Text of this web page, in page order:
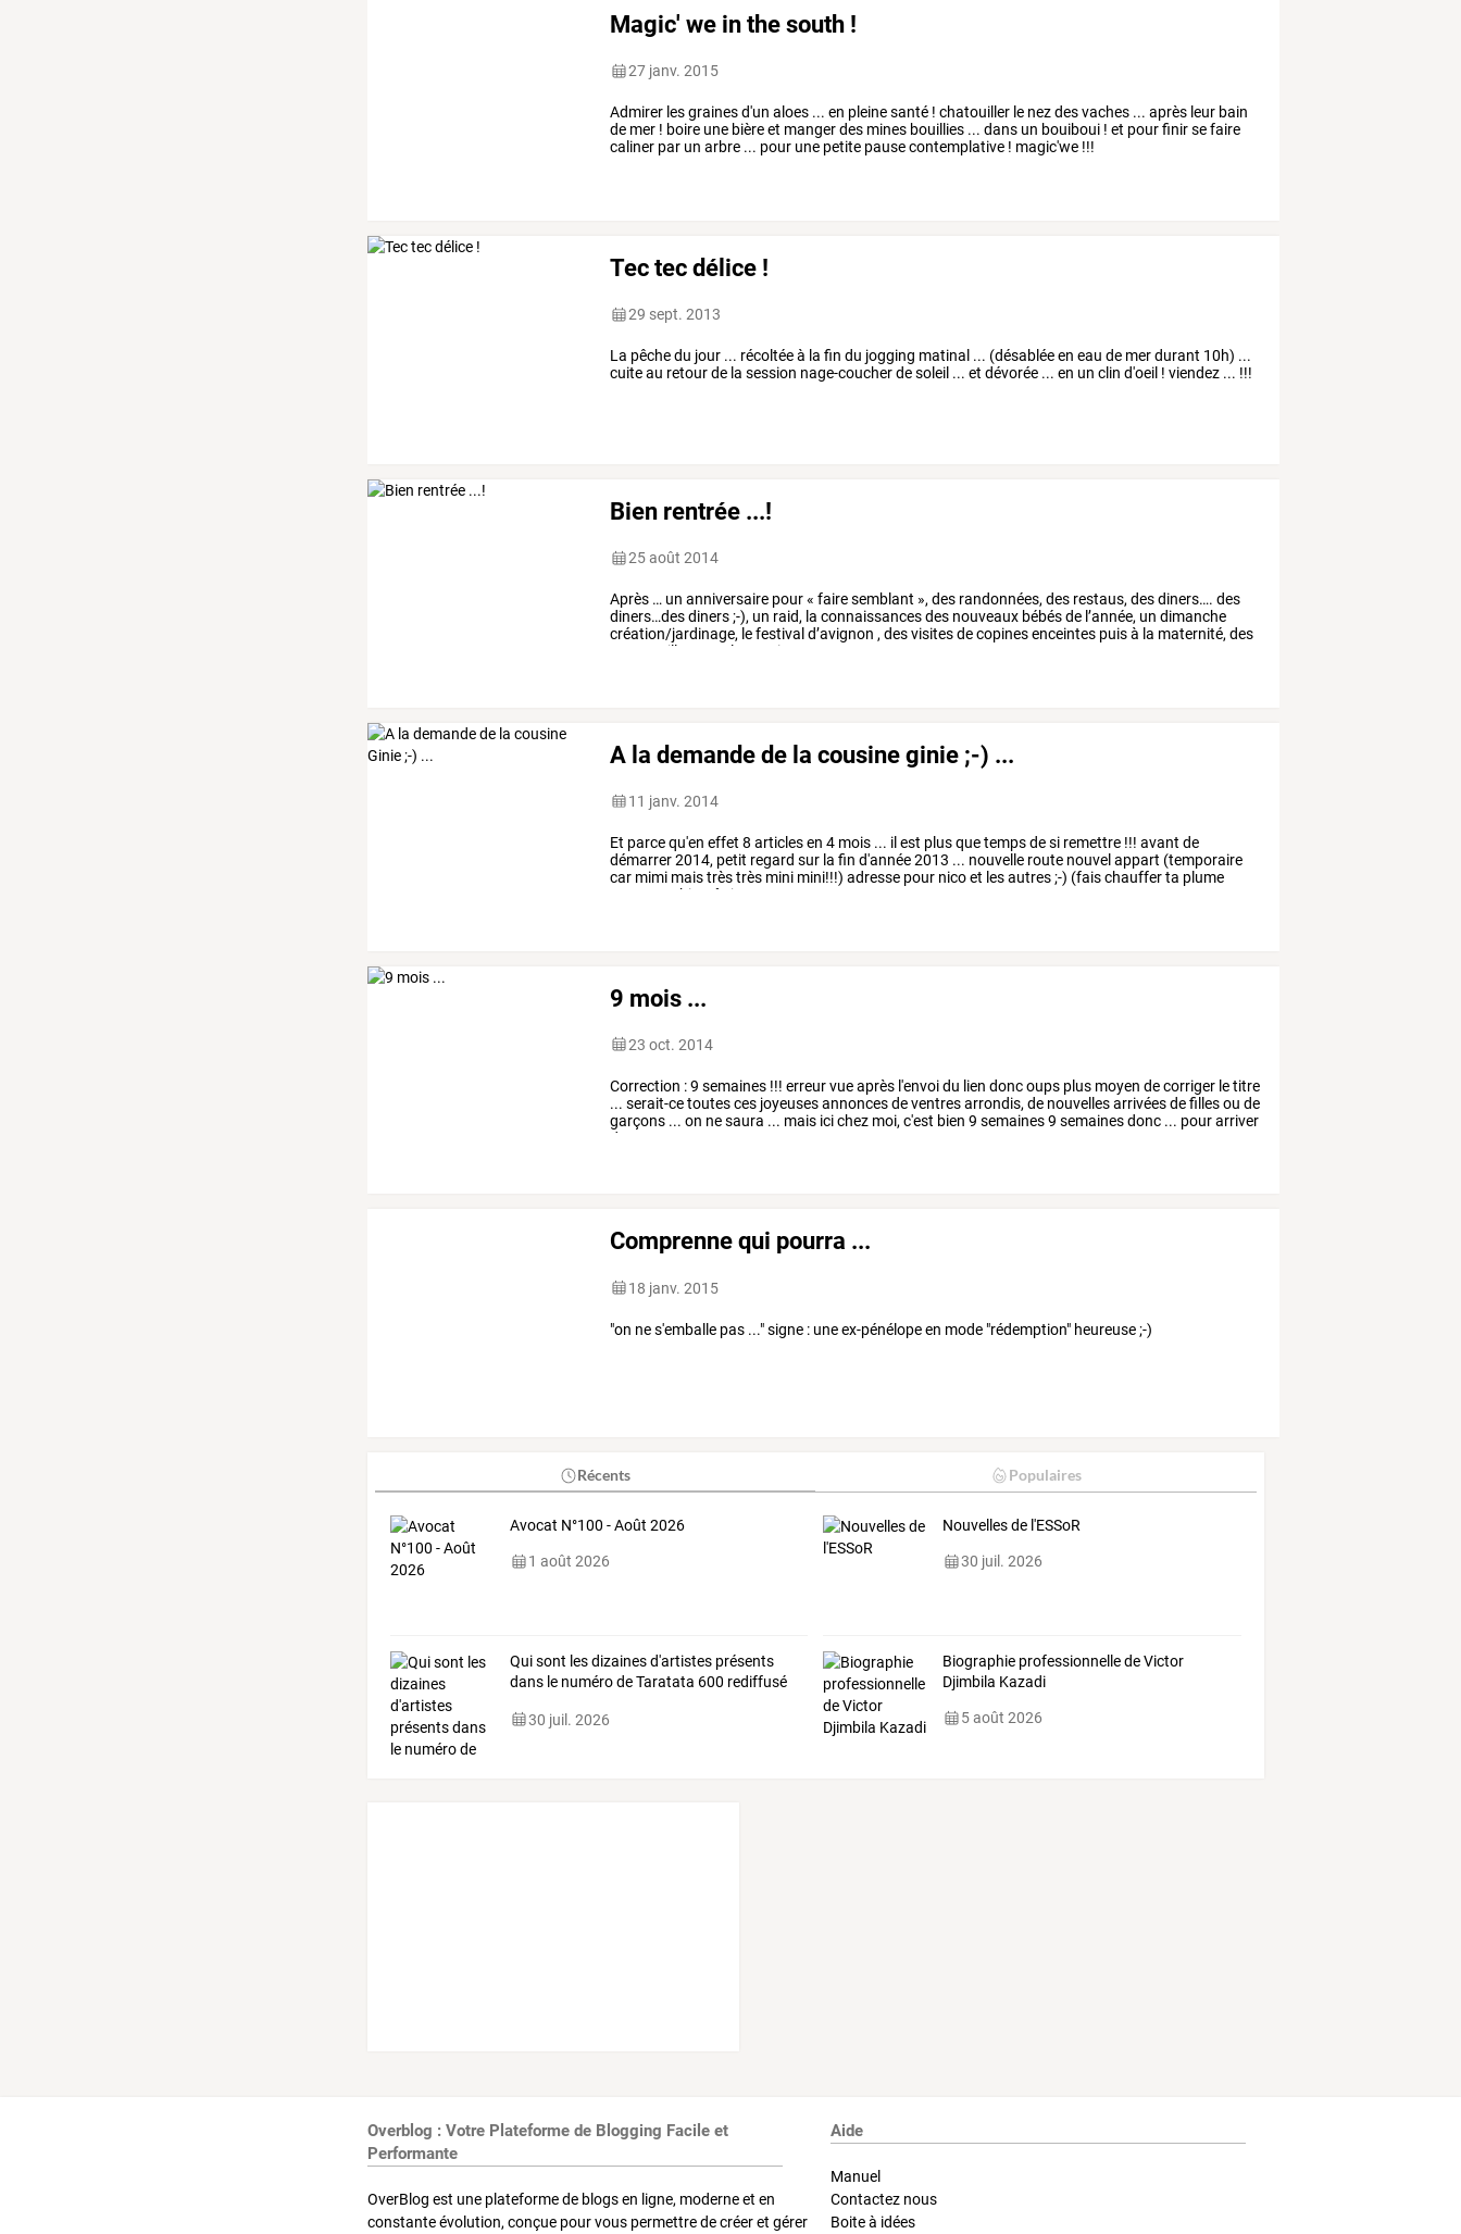
Magic' we in the south !
27 janv. 2015
Admirer les graines d'un aloes ... en pleine santé ! chatouiller le nez des vaches ... après leur bain
de mer ! boire une bière et manger des mines bouillies ... dans un bouiboui ! et pour finir se faire
caliner par un arbre ... pour une petite pause contemplative ! magic'we !!!
Tec tec délice !
29 sept. 2013
La pêche du jour ... récoltée à la fin du jogging matinal ... (désablée en eau de mer durant 10h) ...
cuite au retour de la session nage-coucher de soleil ... et dévorée ... en un clin d'oeil ! viendez ... !!!
Bien rentrée ...!
25 août 2014
Après … un anniversaire pour« fairesemblant », des randonnées, des restaus, desdiners…. des
diners…desdiners;-), un raid, la connaissancesdes nouveaux bébésde l’année, un dimanche
création/jardinage, lefestival d’avignon , desvisitesdecopinesenceintes puisà la maternité, des
retrouvailles
le terroir
A la demande de la cousine ginie ;-) ...
11 janv. 2014
Et parcequ'en effet 8 articlesen 4 mois ... il est plusquetempsdesi remettre !!! avant de
démarrer2014, petit regard sur la fin d'année2013 ... nouvelle route nouvel appart (temporaire
car mimi maistrèstrès mini mini!!!) adresse pour nicoet lesautres;-) (faischaufferta plume
bientôt je
9 mois ...
23 oct. 2014
Correction :9 semaines !!! erreurvueaprès l'envoidu lien doncoups plus moyen decorriger letitre
... serait-cetoutesces joyeusesannoncesdeventresarrondis, de nouvellesarrivéesdefillesou de
garçons ... on nesaura ... mais icichez moi, c'est bien 9 semaines9 semainesdonc ... pourarriver
dans
Comprenne qui pourra ...
18 janv. 2015
"on ne s'emballe pas ..." signe : une ex-pénélope en mode "rédemption" heureuse ;-)
Récents Populaires
Avocat N°100 - Août 2026
1 août 2026
Nouvelles de l'ESSoR
30 juil. 2026
Quisont lesdizainesd'artistesprésents
danslenumérodeTaratata 600 rediffusé
30 juil. 2026
Biographie professionnelle de Victor
Djimbila Kazadi
5 août 2026
Overblog : Votre Plateforme de Blogging Facile et
Performante
OverBlog est une plateforme de blogs en ligne, moderne et en
constante évolution, conçue pour vous permettre de créer et gérer
Aide
Manuel
Contactez nous
Boite à idées